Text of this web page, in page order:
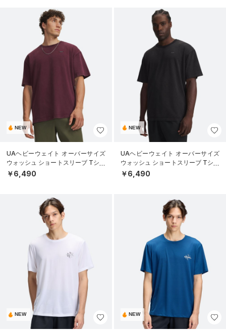
NEW
UAヘビーウェイト オーバーサイズ
ウォッシュ ショートスリーブ Tシャ
ツ（ライフスタイル/MEN）
￥6,490
NEW
UAヘビーウェイト オーバーサイズ
ウォッシュ ショートスリーブ Tシャ
ツ（ライフスタイル/MEN）
￥6,490
NEW NEW